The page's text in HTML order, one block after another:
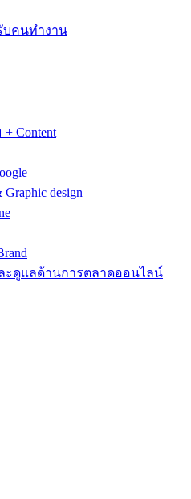
บคนทำงาน
Content
design
ะดูแลด้านการตลาดออนไลน์